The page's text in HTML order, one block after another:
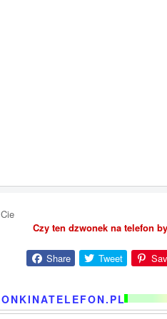
Czy ten dzwonek na telefon
Share Tweet